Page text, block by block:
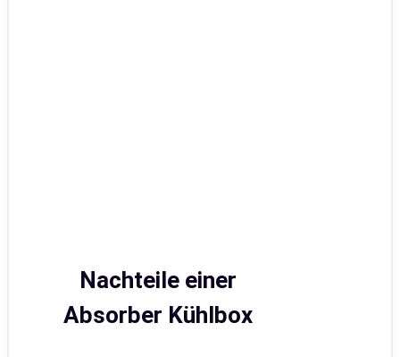
Nachteile einer
Absorber Kühlbox